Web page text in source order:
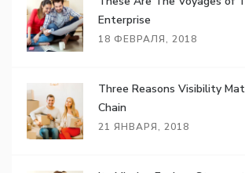
Enterprise
18 ФЕВРАЛЯ, 2018
Three Reasons Visibility
Chain
21 ЯНВАРЯ, 2018